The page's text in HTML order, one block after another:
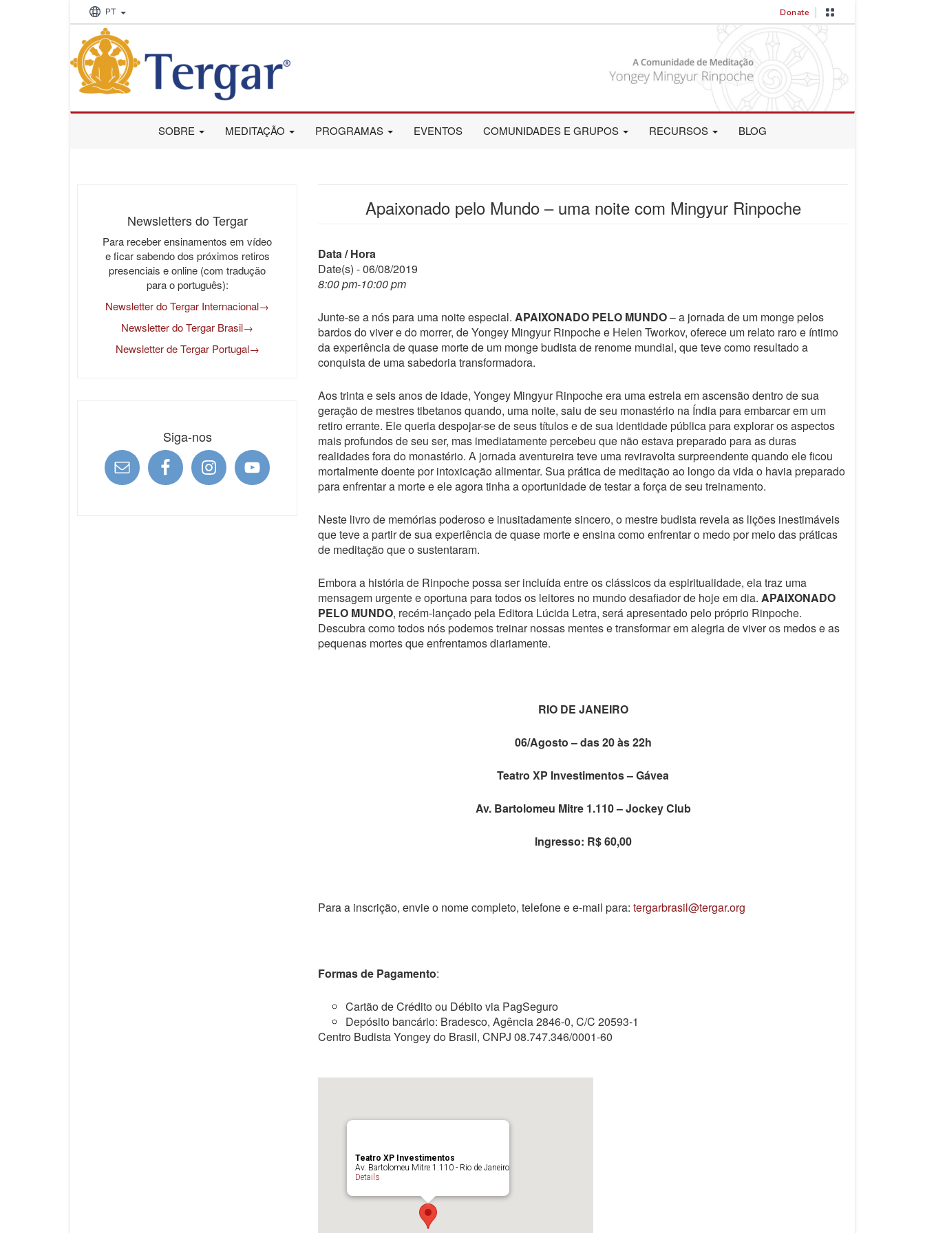
PT Donate
SOBRE MEDITAÇÃO PROGRAMAS EVENTOS COMUNIDADES E GRUPOS RECURSOS BLOG
Apaixonado pelo Mundo – uma noite com Mingyur Rinpoche
Data / Hora
Date(s) - 06/08/2019
8:00 pm-10:00 pm
Junte-se a nós para uma noite especial. APAIXONADO PELO MUNDO– a jornada de um monge pelos
bardos do viver e do morrer, de Yongey Mingyur Rinpoche e Helen Tworkov, oferece um relato raro e íntimo
da experiência de quase morte de um monge budista de renome mundial, que teve como resultado a
conquista de uma sabedoria transformadora.
Aos trinta e seis anos de idade, Yongey Mingyur Rinpoche era uma estrela em ascensão dentro de sua
geração de mestres tibetanos quando, uma noite, saiu de seu monastério na Índia para embarcar em um
retiro errante. Ele queria despojar-se de seus títulos e de sua identidade pública para explorar os aspectos
mais profundos de seu ser, mas imediatamente percebeu que não estava preparado para as duras
realidades fora do monastério. A jornada aventureira teve uma reviravolta surpreendente quando ele ficou
mortalmente doente por intoxicação alimentar. Sua prática de meditação ao longo da vida o havia preparado
para enfrentar a morte e ele agora tinha a oportunidade de testar a força de seu treinamento.
Neste livro de memórias poderoso e inusitadamente sincero, o mestre budista revela as lições inestimáveis
que teve a partir de sua experiência de quase morte e ensina como enfrentar o medo por meio das práticas
de meditação que o sustentaram.
Embora a história de Rinpoche possa ser incluída entre os clássicos da espiritualidade, ela traz uma
mensagem urgente e oportuna para todos os leitores no mundo desafiador de hoje em dia. APAIXONADO
PELO MUNDO, recém-lançado pela Editora Lúcida Letra, será apresentado pelo próprio Rinpoche.
Descubra como todos nós podemos treinar nossas mentes e transformar em alegria de viver os medos e as
pequenas mortes que enfrentamos diariamente.
RIO DE JANEIRO
06/Agosto – das 20 às 22h
Teatro XP Investimentos – Gávea
Av. Bartolomeu Mitre 1.110 – Jockey Club
Ingresso: R$ 60,00
Para a inscrição, envie o nome completo, telefone e e-mail para: tergarbrasil@tergar.org
Formas de Pagamento:
Cartão de Crédito ou Débito via PagSeguro
Depósito bancário: Bradesco, Agência 2846-0, C/C 20593-1
Centro Budista Yongey do Brasil, CNPJ 08.747.346/0001-60
Teatro XP Investimentos
Av. Bartolomeu Mitre 1.110 - Rio de Janeiro
Details
Newsletters do Tergar
Para receber ensinamentos em vídeo
e ficar sabendo dos próximos retiros
presenciais e online (com tradução
para o português):
Newsletter do Tergar Internacional→
Newsletter do Tergar Brasil→
Newsletter de Tergar Portugal→
Siga-nos